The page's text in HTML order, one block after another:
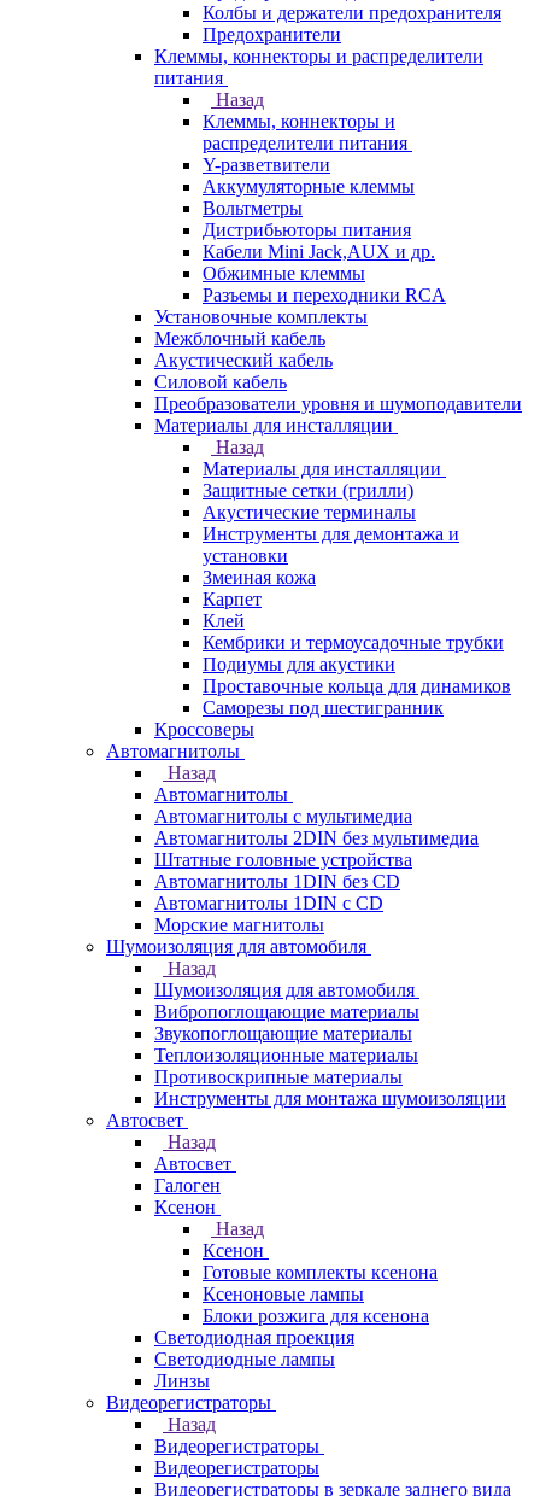
Колбы и держатели предохранителя
Предохранители
Клеммы, коннекторы и распределители
питания
Назад
Клеммы, коннекторы и
распределители питания
Y-разветвители
Аккумуляторные клеммы
Вольтметры
Дистрибьюторы питания
Кабели Mini Jack,AUX и др.
Обжимные клеммы
Разъемы и переходники RCA
Установочные комплекты
Межблочный кабель
Акустический кабель
Силовой кабель
Преобразователи уровня и шумоподавители
Материалы для инсталляции
Назад
Материалы для инсталляции
Защитные сетки (грилли)
Акустические терминалы
Инструменты для демонтажа и
установки
Змеиная кожа
Карпет
Клей
Кембрики и термоусадочные трубки
Подиумы для акустики
Проставочные кольца для динамиков
Саморезы под шестигранник
Кроссоверы
Автомагнитолы
Назад
Автомагнитолы
Автомагнитолы с мультимедиа
Автомагнитолы 2DIN без мультимедиа
Штатные головные устройства
Автомагнитолы 1DIN без CD
Автомагнитолы 1DIN с CD
Морские магнитолы
Шумоизоляция для автомобиля
Назад
Шумоизоляция для автомобиля
Вибропоглощающие материалы
Звукопоглощающие материалы
Теплоизоляционные материалы
Противоскрипные материалы
Инструменты для монтажа шумоизоляции
Автосвет
Назад
Автосвет
Галоген
Ксенон
Назад
Ксенон
Готовые комплекты ксенона
Ксеноновые лампы
Блоки розжига для ксенона
Светодиодная проекция
Светодиодные лампы
Линзы
Видеорегистраторы
Назад
Видеорегистраторы
Видеорегистраторы
Видеорегистраторы в зеркале заднего вида